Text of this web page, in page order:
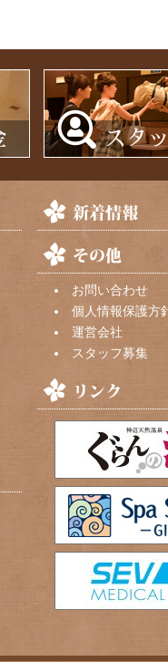
お問い合わせ
個人情報保護方
運営会社
スタッフ募集